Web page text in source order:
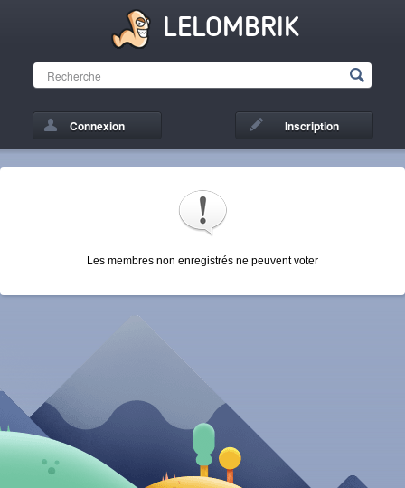
LELOMBRIK
Connexion Inscription
Les membres non enregistrés ne peuvent voter